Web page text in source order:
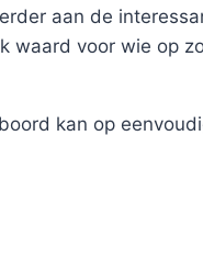
aan de
waard voor wie op
kan op